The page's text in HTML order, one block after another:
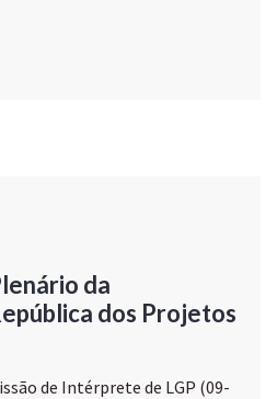
da
dos Projetos
de Intérprete de LGP (09-